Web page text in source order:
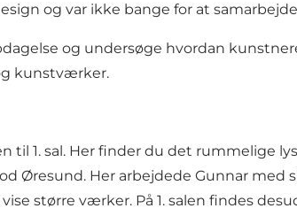
og var ikke bange for at
og undersøge hvordan
kunstværker.
til 1. sal. Her finder du det rummelige
Øresund. Her arbejdede Gunnar med
større værker. På 1. salen findes